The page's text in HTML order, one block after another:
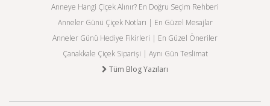
Anneye Hangi Çiçek Alınır? En Doğru Seçim Rehberi
Anneler Günü Çiçek Notları | En Güzel Mesajlar
Anneler Günü Hediye Fikirleri | En Güzel Öneriler
Çanakkale Çiçek Siparişi | Aynı Gün Teslimat
Tüm Blog Yazıları